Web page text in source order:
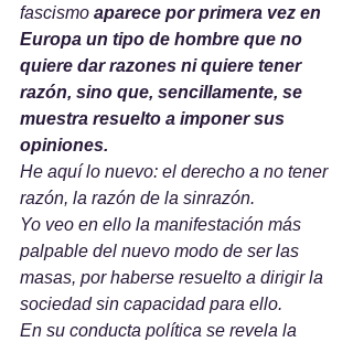
fascismo aparece por primera vez en
Europa un tipo de hombre que no
quiere dar razones ni quiere tener
razón, sino que, sencillamente, se
muestra resuelto a imponer sus
opiniones.
He aquí lo nuevo: el derecho a no tener
razón, la razón de la sinrazón.
Yo veo en ello la manifestación más
palpable del nuevo modo de ser las
masas, por haberse resuelto a dirigir la
sociedad sin capacidad para ello.
En su conducta política se revela la